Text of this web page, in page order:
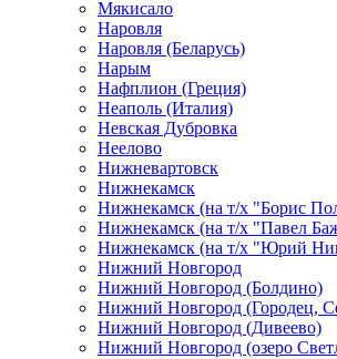
Мякисало
Наровля
Наровля (Беларусь)
Нарым
Нафплион (Греция)
Неаполь (Италия)
Невская Дубровка
Неелово
Нижневартовск
Нижнекамск
Нижнекамск (на т/х "Борис
Нижнекамск (на т/х "Павел
Нижнекамск (на т/х "Юрий
Нижний Новгород
Нижний Новгород (Болдино)
Нижний Новгород (Городец,
Нижний Новгород (Дивеево)
Нижний Новгород (озеро